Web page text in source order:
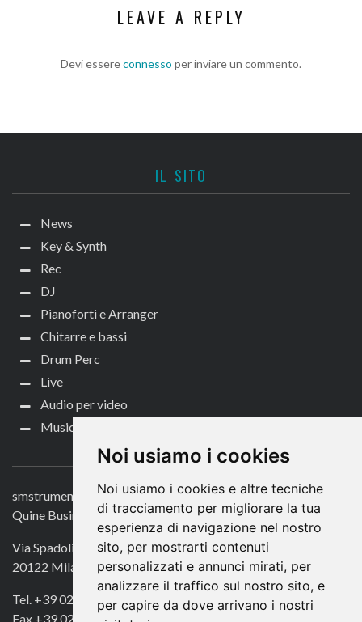
Noi usiamo i cookies
Noi usiamo i cookies e altre tecniche
di tracciamento per migliorare la tua
esperienza di navigazione nel nostro
sito, per mostrarti contenuti
personalizzati e annunci mirati, per
analizzare il traffico sul nostro sito, e
per capire da dove arrivano i nostri
LEAVE A REPLY
Devi essereconnesso per inviare un commento.
IL SITO
News
Key & Synth
Rec
DJ
Pianoforti e Arranger
Chitarre e bassi
Drum Perc
Live
Audio per video
Music Life
CONTATTACI
smstrumentimusicali.it
Quine Business Publisher
Via Spadolini 7
20122 Milano
Tel. +39 02 49756990
Fax +39 02 72016740